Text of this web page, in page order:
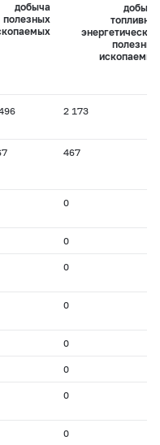
добыча
полезных
добыча
топливно-
энергетических
полезных
ископаемых
2 173
467
0
0
0
0
0
0
0
0